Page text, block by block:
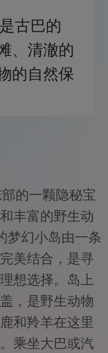
古巴的
、清澈的
的自然保
的一颗隐秘宝
丰富的野生动
梦幻小岛由一条
美结合，是寻
想选择。岛上
，是野生动物
和羚羊在这里
乘坐大巴或汽